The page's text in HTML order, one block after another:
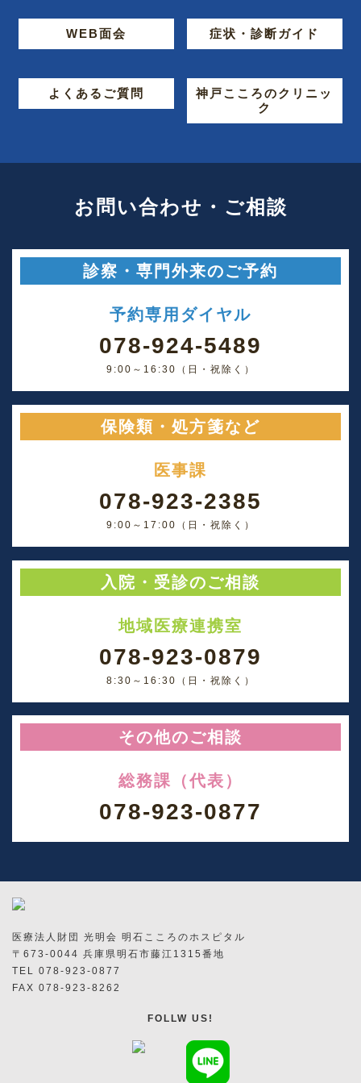
WEB面会 症状・診断ガイド
よくあるご質問
神戸こころのクリニッ
ク
お問い合わせ・ご相談
診察・専門外来のご予約
予約専用ダイヤル
078-924-5489
9:00～16:30（日・祝除く）
保険類・処方箋など
医事課
078-923-2385
9:00～17:00（日・祝除く）
入院・受診のご相談
地域医療連携室
078-923-0879
8:30～16:30（日・祝除く）
その他のご相談
総務課（代表）
078-923-0877
医療法人財団 光明会 明石こころのホスピタル
〒673-0044 兵庫県明石市藤江1315番地
TEL 078-923-0877
FAX 078-923-8262
FOLLW US!